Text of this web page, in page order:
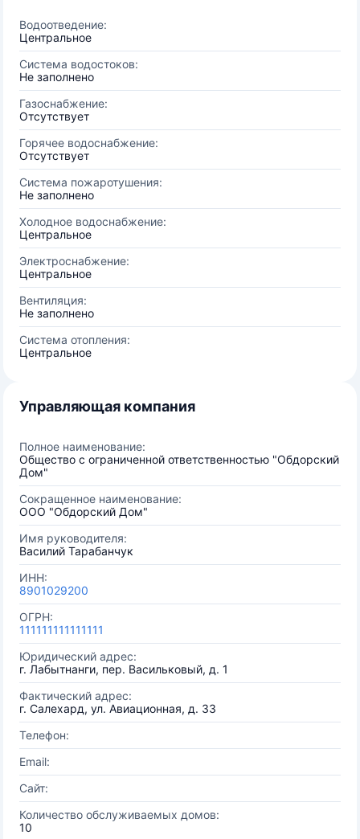
Водоотведение:
Центральное
Система водостоков:
Не заполнено
Газоснабжение:
Отсутствует
Горячее водоснабжение:
Отсутствует
Система пожаротушения:
Не заполнено
Холодное водоснабжение:
Центральное
Электроснабжение:
Центральное
Вентиляция:
Не заполнено
Система отопления:
Центральное
Управляющая компания
Полное наименование:
Общество с ограниченной ответственностью "Обдорский
Дом"
Сокращенное наименование:
ООО "Обдорский Дом"
Имя руководителя:
Василий Тарабанчук
ИНН:
8901029200
ОГРН:
111111111111111
Юридический адрес:
г. Лабытнанги, пер. Васильковый, д. 1
Фактический адрес:
г. Салехард, ул. Авиационная, д. 33
Телефон:
Email:
Сайт:
Количество обслуживаемых домов:
10